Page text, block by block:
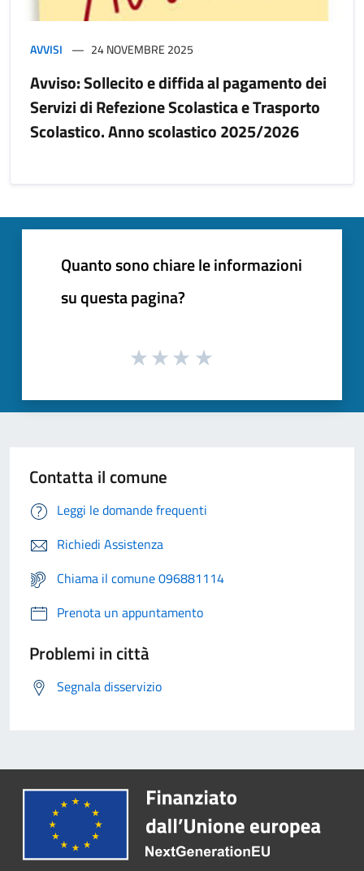
AVVISI 24 NOVEMBRE 2025
Avviso: Sollecito e diffida al pagamento dei
Servizi di Refezione Scolastica e Trasporto
Scolastico. Anno scolastico 2025/2026
Quanto sono chiare le informazioni
su questa pagina?
Contatta il comune
Leggi le domande frequenti
Richiedi Assistenza
Chiama il comune 096881114
Prenota un appuntamento
Problemi in città
Segnala disservizio